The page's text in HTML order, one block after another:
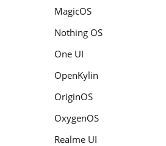
MagicOS
Nothing OS
One UI
OpenKylin
OriginOS
OxygenOS
Realme UI